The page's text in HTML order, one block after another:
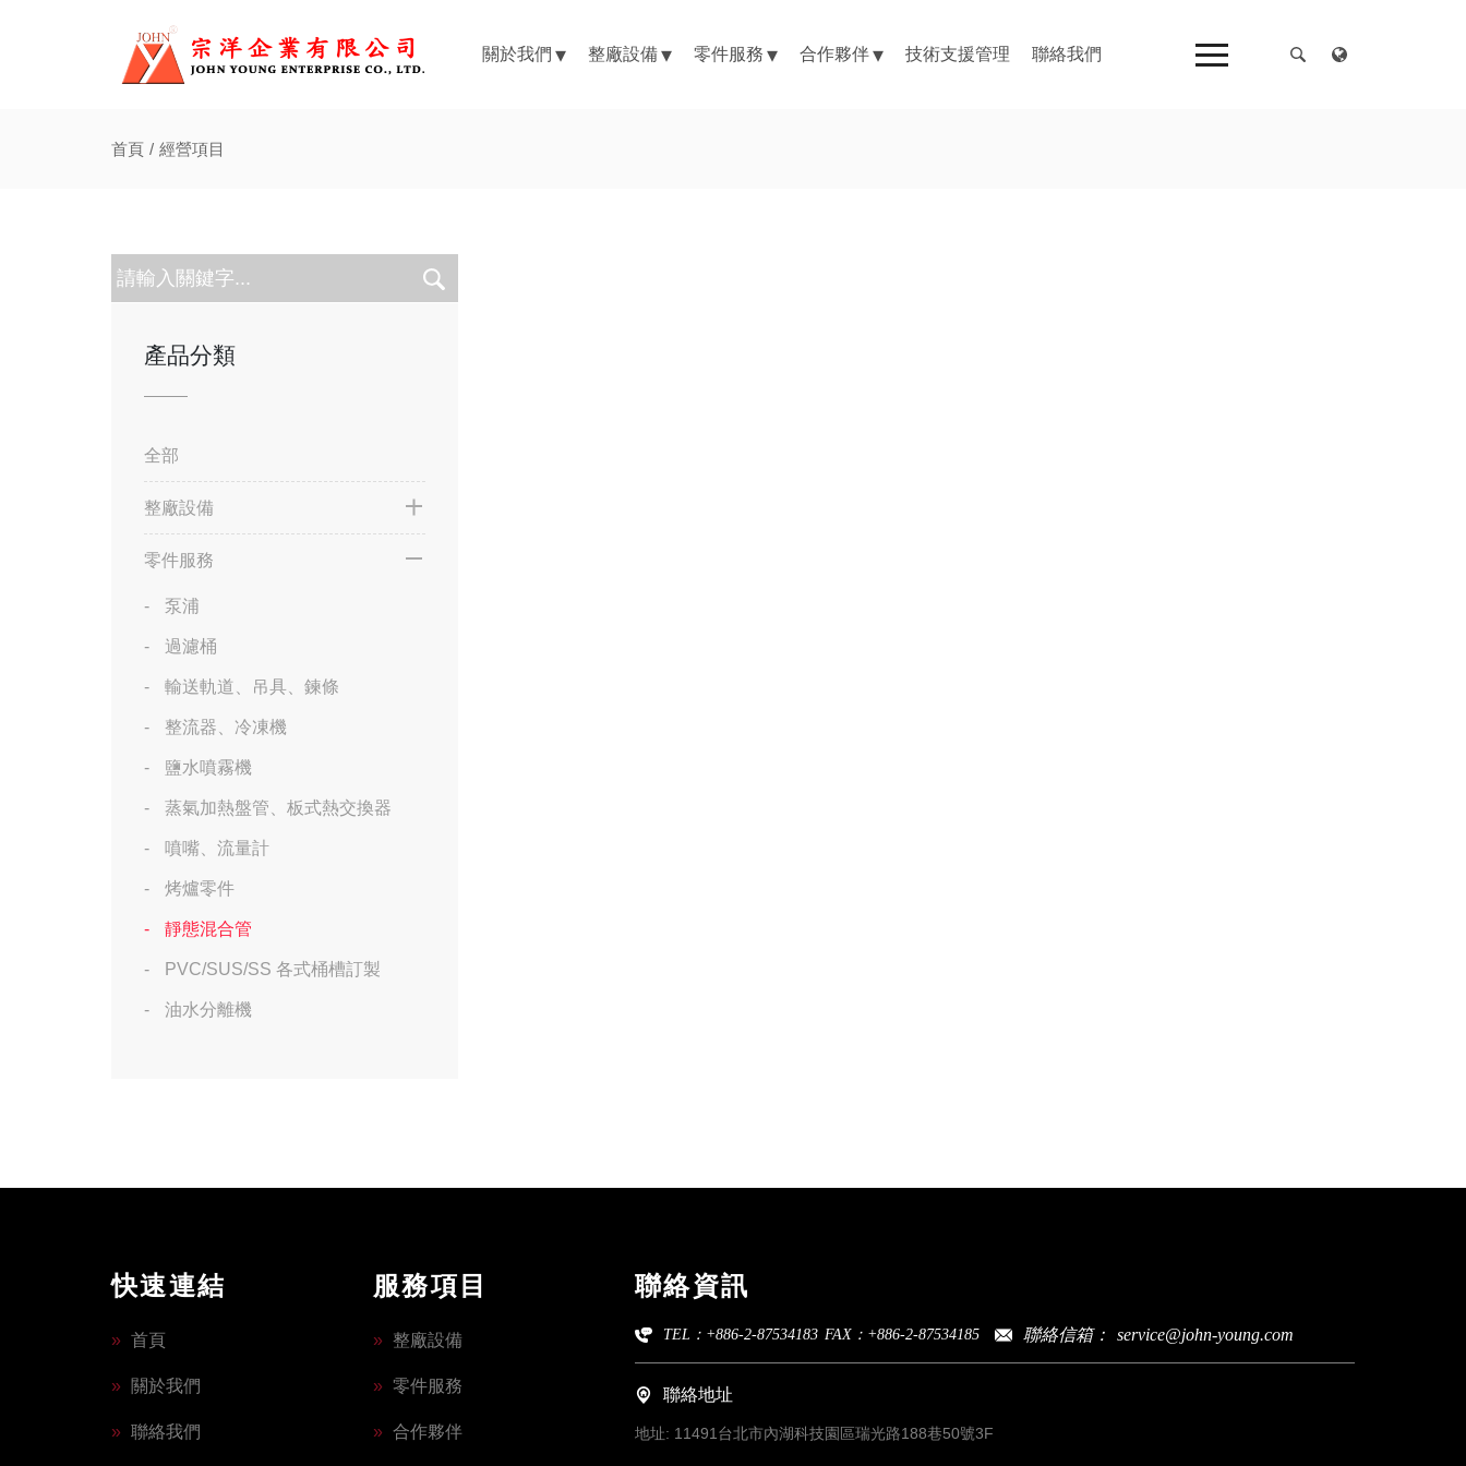
關於我們 整廠設備 零件服務 合作夥伴 技術支援管理 聯絡我們
首頁 經營項目
產品分類
全部
整廠設備
零件服務
泵浦
過濾桶
輸送軌道、吊具、鍊條
整流器、冷凍機
鹽水噴霧機
蒸氣加熱盤管、板式熱交換器
噴嘴、流量計
烤爐零件
靜態混合管
PVC/SUS/SS 各式桶槽訂製
油水分離機
快速連結
» 首頁
» 關於我們
» 聯絡我們
服務項目
» 整廠設備
» 零件服務
» 合作夥伴
聯絡資訊
TEL：+886-2-87534183 FAX：+886-2-87534185 聯絡信箱： service@john-young.com
聯絡地址
地址: 11491台北市內湖科技園區瑞光路188巷50號3F